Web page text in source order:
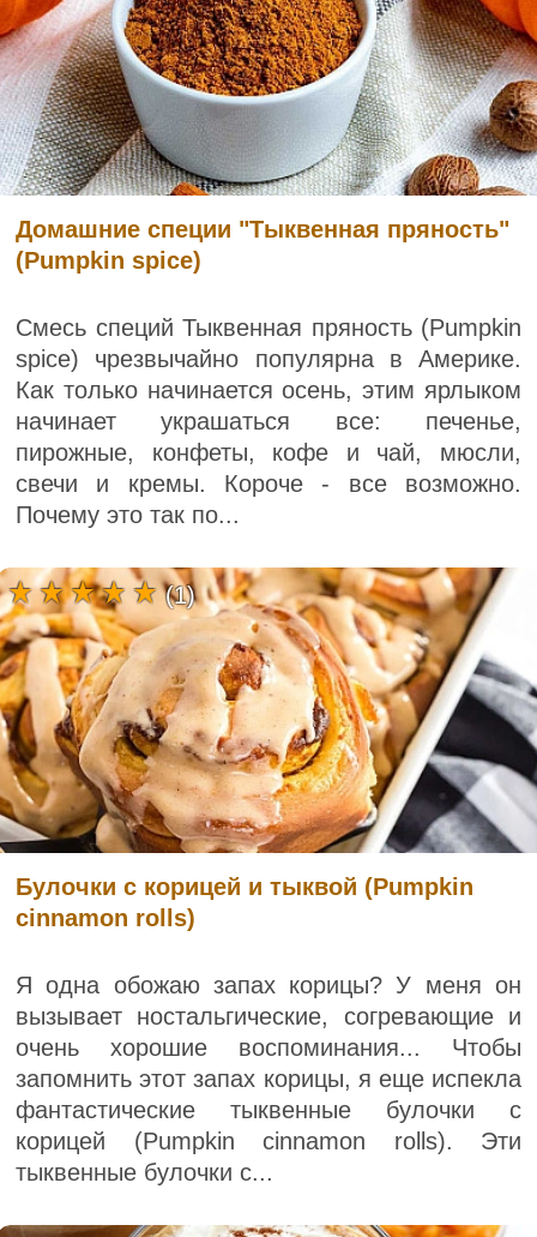
Домашние специи "Тыквенная пряность"
(Pumpkin spice)
Смесь специй Тыквенная пряность (Pumpkin
spice) чрезвычайно популярна в Америке.
Как только начинается осень, этим ярлыком
начинает украшаться все: печенье,
пирожные, конфеты, кофе и чай, мюсли,
свечи и кремы. Короче - все возможно.
Почему это так по...
Булочки с корицей и тыквой (Pumpkin
cinnamon rolls)
Я одна обожаю запах корицы? У меня он
вызывает ностальгические, согревающие и
очень хорошие воспоминания... Чтобы
запомнить этот запах корицы, я еще испекла
фантастические тыквенные булочки с
корицей (Pumpkin cinnamon rolls). Эти
тыквенные булочки с...
(1)